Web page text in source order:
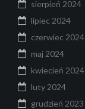
sierpień 2024
lipiec 2024
czerwiec 2024
maj 2024
kwiecień 2024
luty 2024
grudzień 2023